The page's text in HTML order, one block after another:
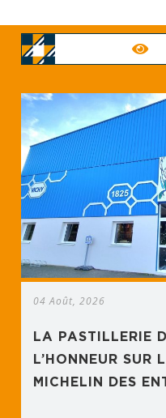
04 Août, 2026
LA PASTILLERIE
L’HONNEUR SUR
MICHELIN DES